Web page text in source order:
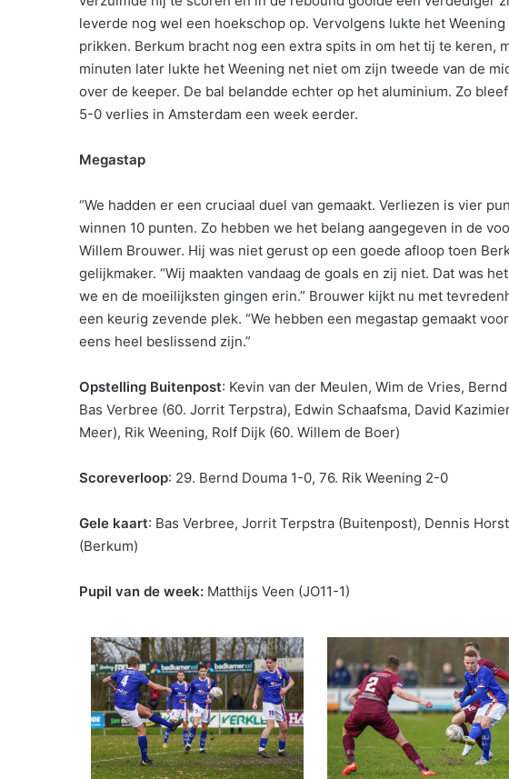
leverde nog wel een hoekschop op. Vervolgens lukte het
prikken. Berkum bracht nog een extra spits in om het tij te keren,
minuten later lukte het Weening net niet om zijn tweede van de
over de keeper. De bal belandde echter op het aluminium. Zo
5-0 verlies in Amsterdam een week eerder.
Megastap
“We hadden er een cruciaal duel van gemaakt. Verliezen is vier
winnen 10 punten. Zo hebben we het belang aangegeven in de
Willem Brouwer. Hij was niet gerust op een goede afloop toen
gelijkmaker. “Wij maakten vandaag de goals en zij niet. Dat was
we en de moeilijksten gingen erin.” Brouwer kijkt nu met
een keurig zevende plek. “We hebben een megastap gemaakt
eens heel beslissend zijn.”
Opstelling Buitenpost: Kevin van der Meulen, Wim de Vries,
Bas Verbree (60. Jorrit Terpstra), Edwin Schaafsma, David
Meer), Rik Weening, Rolf Dijk (60. Willem de Boer)
Scoreverloop: 29. Bernd Douma 1-0, 76. Rik Weening 2-0
Gele kaart: Bas Verbree, Jorrit Terpstra (Buitenpost), Dennis
(Berkum)
Pupil van de week: Matthijs Veen (JO11-1)